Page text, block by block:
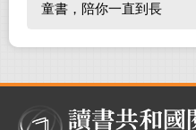
童書，陪你一直到長